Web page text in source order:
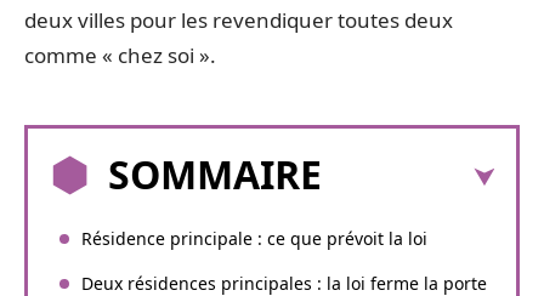
deux villes pour les revendiquer toutes deux
comme « chez soi ».
SOMMAIRE
Résidence principale : ce que prévoit la loi
Deux résidences principales : la loi ferme la porte